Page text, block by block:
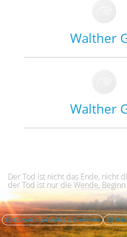
Walther
Walther
Der Tod ist nicht das Ende, nicht
der Tod ist nur die Wende,
Kontakt zum Verlag aufnehmen